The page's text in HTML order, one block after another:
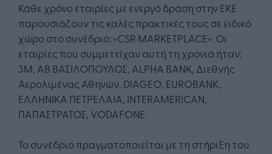
Κάθε χρόνο εταιρίες με ενεργό δράση στην ΕΚΕ
παρουσιάζουν τις καλές πρακτικές τους σε ειδικό
χώρο στο συνέδριο: «CSR MARKETPLACE». Οι
εταιρίες που συμμετείχαν αυτή τη χρονιά ήταν:
3Μ, ΑΒ ΒΑΣΙΛΟΠΟΥΛΟΣ, ALPHA BANK, Διεθνής
Αερολιμένας Αθηνών, DIAGEO, EUROBANK,
ΕΛΛΗΝΙΚΑ ΠΕΤΡΕΛΑΙΑ, INTERAMERICAN,
ΠΑΠΑΣΤΡΑΤΟΣ, VODAFONE.
Το συνέδριο πραγματοποιείται με τη στήριξη του